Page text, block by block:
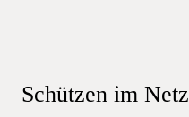
Schützen im Netz